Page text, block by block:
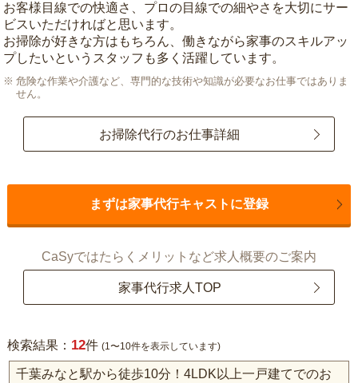
お客様目線での快適さ、プロの目線での細やさを大切にサー
ビスいただければと思います。
お掃除が好きな方はもちろん、働きながら家事のスキルアッ
プしたいというスタッフも多く活躍しています。
危険な作業や介護など、専門的な技術や知識が必要なお仕事ではありま
せん。
お掃除代行のお仕事詳細
まずは家事代行キャストに登録
CaSyではたらくメリットなど求人概要のご案内
家事代行求人TOP
検索結果： 12件 (1〜10件を表示しています)
千葉みなと駅から徒歩10分！4LDK以上一戸建てでのお